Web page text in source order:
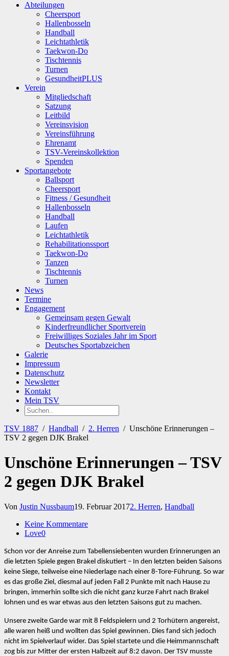
SuchenAbteilungen
Cheersport
Hallenbosseln
Handball
Leichtathletik
Taekwon-Do
Tischtennis
Turnen
GesundheitPLUS
Verein
Mitgliedschaft
Satzung
Leitbild
Vereinsvision
Vereinsführung
Ehrenamt
TSV-Vereinskollektion
Spenden
Sportangebote
Ballsport
Cheersport
Fitness / Gesundheit
Hallenbosseln
Handball
Laufen
Leichtathletik
Rehabilitationssport
Taekwon-Do
Tanzen
Tischtennis
Turnen
News
Termine
Engagement
Gemeinsam gegen Gewalt
Kinderfreundlicher Sportverein
Freiwilliges Soziales Jahr im Sport
Deutsches Sportabzeichen
Galerie
Impressum
Datenschutz
Newsletter
Kontakt
Mein TSV
TSV 1887 / Handball / 2. Herren / Unschöne Erinnerungen –
TSV 2 gegen DJK Brakel
Unschöne Erinnerungen – TSV
2 gegen DJK Brakel
Von Justin Nussbaum19. Februar 20172. Herren, Handball
Keine Kommentare
Love0
Schon vor der Anreise zum Tabellensiebenten wurden Erinnerungen an
die letzten Spiele gegen Brakel diskutiert – In den letzten beiden Saisons
keine Siege, teilweise eine Niederlage nach einer 8-Tore-Führung. So war
es das große Ziel, diesmal auf jeden Fall 2 Punkte mit nach Hause zu
bringen, immerhin sollte sich die nicht ganz kurze Fahrt nach Brakel
lohnen und es war etwas aus den letzten Saisons gut zu machen.
Unsere zweite Garde war mit 8 Feldspielern und 2 Torhütern angereist,
alle waren heiß und wollten das Spiel gewinnen. Dies fand sich jedoch
nicht im Spielverlauf wider. Das Spiel startete und die Heimmannschaft
zog bis zur Mitter der ersten Halbzeit auf 8:2 davon. Der TSV musste